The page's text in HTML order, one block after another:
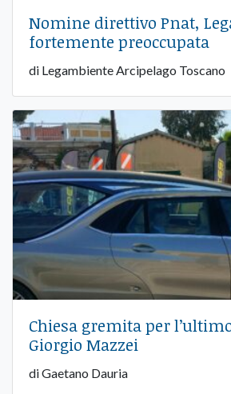
Nomine direttivo Pnat,
fortemente preoccupata
di Legambiente Arcipelago Toscano
Chiesa gremita per
Giorgio Mazzei
di Gaetano Dauria